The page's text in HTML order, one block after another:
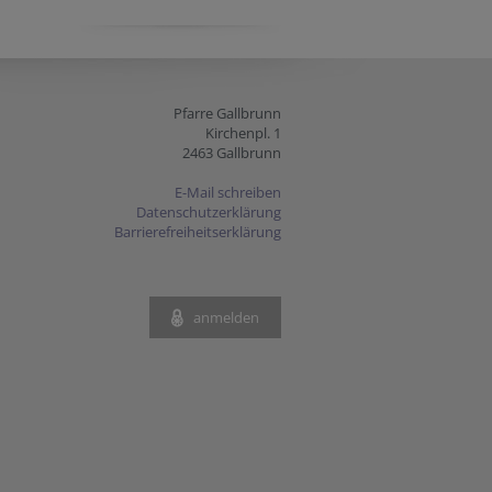
Pfarre Gallbrunn
Kirchenpl. 1
2463 Gallbrunn
E-Mail schreiben
Datenschutzerklärung
Barrierefreiheitserklärung
anmelden